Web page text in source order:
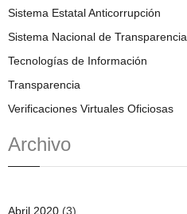
Sistema Estatal Anticorrupción
Sistema Nacional de Transparencia
Tecnologías de Información
Transparencia
Verificaciones Virtuales Oficiosas
Archivo
Abril 2020 (3)